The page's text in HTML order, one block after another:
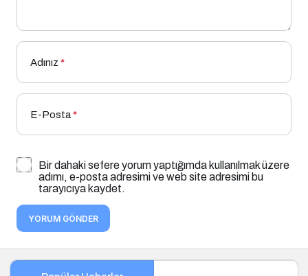
Adınız *
E-Posta*
Bir dahaki sefere yorum yaptığımda kullanılmak üzere
adımı, e-posta adresimi ve web site adresimi bu
tarayıcıya kaydet.
YORUM GÖNDER